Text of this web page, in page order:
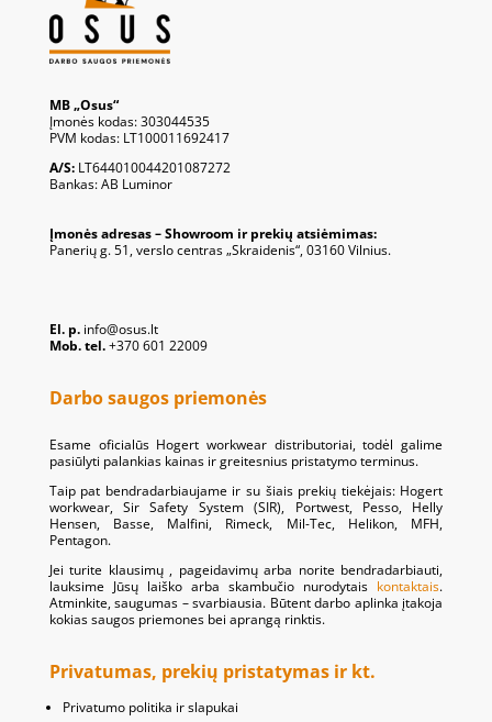
MB „Osus“
Įmonės kodas: 303044535
PVM kodas: LT100011692417
A/S:LT644010044201087272
Bankas: AB Luminor
Įmonės adresas – Showroom ir prekių atsiėmimas:
Panerių g. 51, verslo centras „Skraidenis“, 03160 Vilnius.
El. p.info@osus.lt
Mob. tel.+370 601 22009
Darbo saugos priemonės
Esame oficialūs Hogert workwear distributoriai, todėl galime
pasiūlyti palankias kainas ir greitesnius pristatymo terminus.
Taip pat bendradarbiaujame ir su šiais prekių tiekėjais: Hogert
workwear, Sir Safety System (SIR), Portwest, Pesso, Helly
Hensen, Basse, Malfini, Rimeck, Mil-Tec, Helikon, MFH,
Pentagon.
Jei turite klausimų , pageidavimų arba norite bendradarbiauti,
lauksime Jūsų laiško arba skambučio nurodytais kontaktais.
Atminkite, saugumas – svarbiausia. Būtent darbo aplinka įtakoja
kokias saugos priemones bei aprangą rinktis.
Privatumas, prekių pristatymas ir kt.
Privatumo politika ir slapukai